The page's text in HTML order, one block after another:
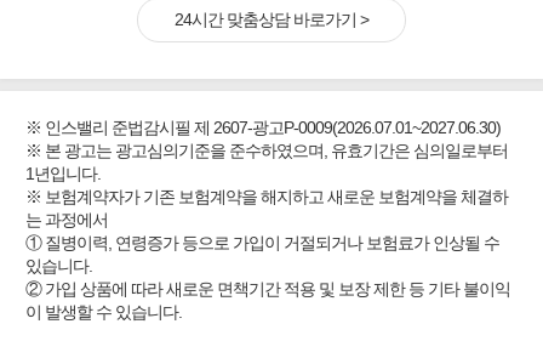
24시간 맞춤상담 바로가기 >
※ 인스밸리 준법감시필 제 2607-광고P-0009(2026.07.01~2027.06.30)
※ 본 광고는 광고심의기준을 준수하였으며, 유효기간은 심의일로부터
1년입니다.
※ 보험계약자가 기존 보험계약을 해지하고 새로운 보험계약을 체결하
는 과정에서
① 질병이력, 연령증가 등으로 가입이 거절되거나 보험료가 인상될 수
있습니다.
② 가입 상품에 따라 새로운 면책기간 적용 및 보장 제한 등 기타 불이익
이 발생할 수 있습니다.